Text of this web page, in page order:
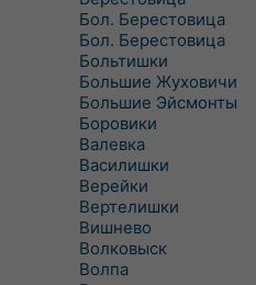
Бол. Берестовица
Бол. Берестовица
Больтишки
Большие Жуховичи
Большие Эйсмонты
Боровики
Валевка
Василишки
Верейки
Вертелишки
Вишнево
Волковыск
Волпа